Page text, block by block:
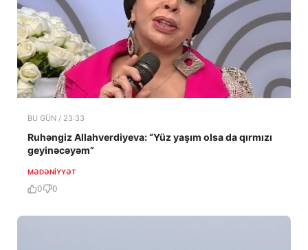
BU GÜN / 23:33
Ruhəngiz Allahverdiyeva: “Yüz yaşım olsa da qırmızı
geyinəcəyəm”
MƏDƏNIYYƏT
0 0